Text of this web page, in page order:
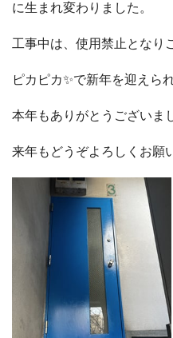
に生まれ変わりました。
工事中は、使用禁止となり
ピカピカ✨で新年を迎えら
本年もありがとうございま
来年もどうぞよろしくお願